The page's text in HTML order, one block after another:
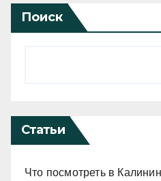
Поиск
Статьи
Что посмотреть в